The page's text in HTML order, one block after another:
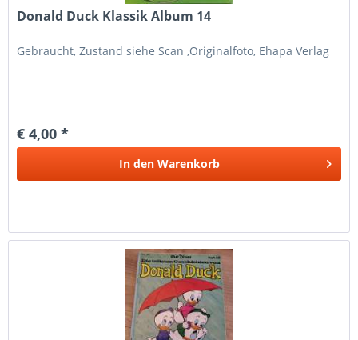
Donald Duck Klassik Album 14
Gebraucht, Zustand siehe Scan ,Originalfoto, Ehapa Verlag
€ 4,00 *
In den Warenkorb